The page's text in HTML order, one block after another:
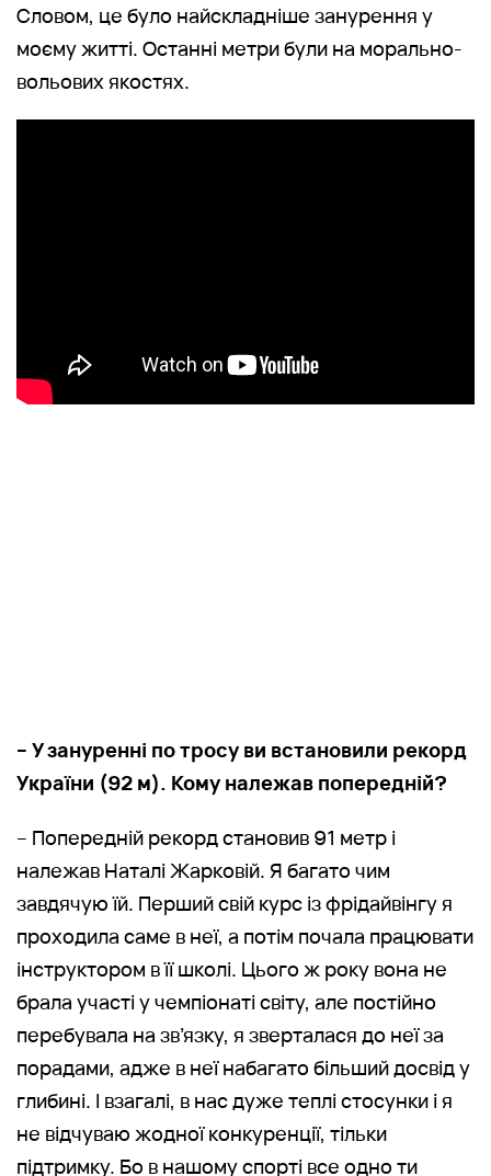
Словом, це було найскладніше занурення у
моєму житті. Останні метри були на морально-
вольових якостях.
– У зануренні по тросу ви встановили рекорд
України (92 м). Кому належав попередній?
– Попередній рекорд становив 91 метр і
належав Наталі Жарковій. Я багато чим
завдячую їй. Перший свій курс із фрідайвінгу я
проходила саме в неї, а потім почала працювати
інструктором в її школі. Цього ж року вона не
брала участі у чемпіонаті світу, але постійно
перебувала на зв’язку, я зверталася до неї за
порадами, адже в неї набагато більший досвід у
глибині. І взагалі, в нас дуже теплі стосунки і я
не відчуваю жодної конкуренції, тільки
підтримку. Бо в нашому спорті все одно ти